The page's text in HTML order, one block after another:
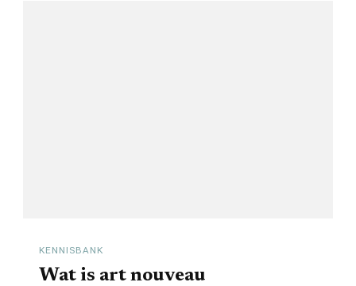
KENNISBANK
Wat is art nouveau